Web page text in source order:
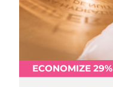
ECONOMIZE 29%